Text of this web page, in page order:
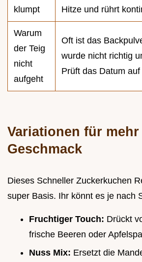
klumpt
Hitze und rührt
Warum
der Teig
nicht
aufgeht
Oft ist das
wurde nicht richtig
Prüft das Datum
Variationen für mehr
Geschmack
Dieses Schneller Zuckerkuchen
super Basis. Ihr könnt es je nach
Fruchtiger Touch: Drückt
frische Beeren oder
Nuss Mix: Ersetzt die